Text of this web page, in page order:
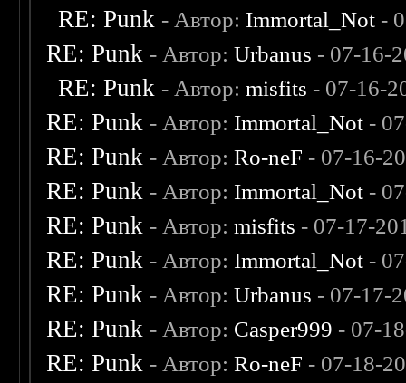
RE: Punk - Автор: Immortal_Not -
RE: Punk - Автор:Urbanus - 07-16-
RE: Punk - Автор:misfits - 07-16-
RE: Punk - Автор: Immortal_Not -
RE: Punk - Автор:Ro-neF - 07-16-
RE: Punk - Автор: Immortal_Not -
RE: Punk - Автор:misfits - 07-17-
RE: Punk - Автор: Immortal_Not -
RE: Punk - Автор:Urbanus - 07-17-
RE: Punk - Автор: Casper999 - 07-
RE: Punk - Автор:Ro-neF - 07-18-